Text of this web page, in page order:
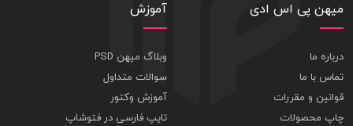
میهن پی اس ادی
درباره ما
تماس با ما
قوانین و مقررات
چاپ محصولات
آموزش
وبلاگ میهن PSD
سوالات متداول
آموزش وکتور
تایپ فارسی در فتوشاپ